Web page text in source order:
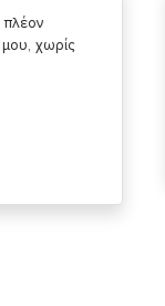
να κάνουμε